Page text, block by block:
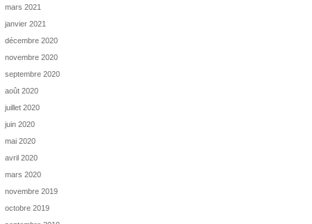
mars 2021
janvier 2021
décembre 2020
novembre 2020
septembre 2020
août 2020
juillet 2020
juin 2020
mai 2020
avril 2020
mars 2020
novembre 2019
octobre 2019